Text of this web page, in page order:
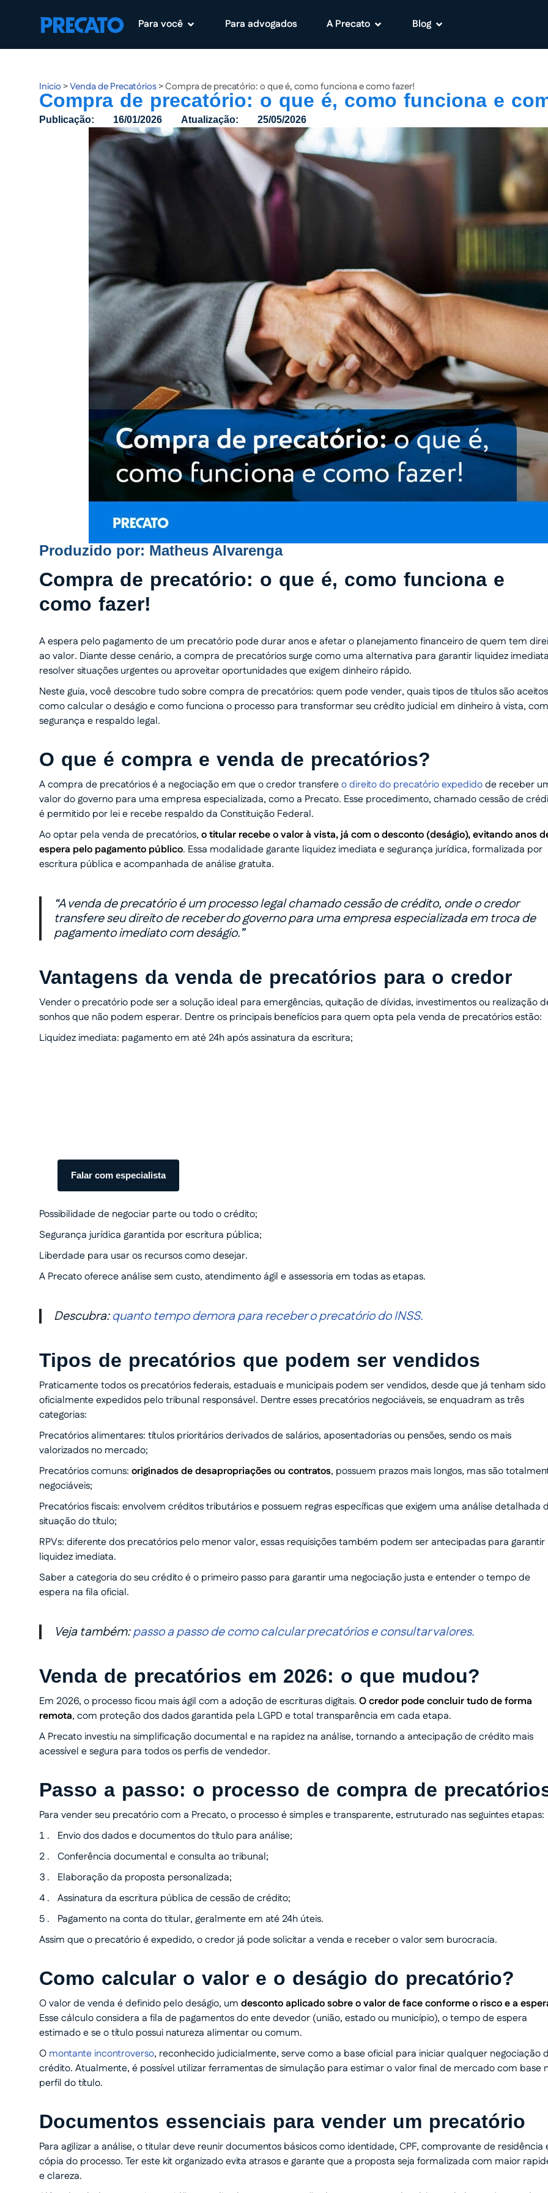
para
Para você Para advogados A Precato Blog
Inicio>Venda de Precatórios>Compra de precatório: o que é, como funciona e como fazer!
Compra de precatório: o que é, como funciona e
Publicação: 16/01/2026 Atualização: 25/05/2026
Produzido por: Matheus Alvarenga
Compra de precatório: o que é, como funciona e
como fazer!
A espera pelo pagamento de um precatório pode durar anos e afetar o planejamento financeiro de quem tem
ao valor. Diante desse cenário, a compra de precatórios surge como uma alternativa para garantir liquidez
resolver situações urgentes ou aproveitar oportunidades que exigem dinheiro rápido.
Neste guia, você descobre tudo sobre compra de precatórios: quem pode vender, quais tipos de títulos são
como calcular o deságio e como funciona o processo para transformar seu crédito judicial em dinheiro à vista, com
segurança e respaldo legal.
O que é compra e venda de precatórios?
A compra de precatórios é a negociação em que o credor transfereo direito do precatório expedidode receber
valor do governo para uma empresa especializada, como a Precato. Esse procedimento, chamado cessão de
é permitido por lei e recebe respaldo da Constituição Federal.
Ao optar pela venda de precatórios, o titular recebe o valor à vista, já com o desconto (deságio), evitando anos
espera pelo pagamento público. Essa modalidade garante liquidez imediata e segurança jurídica, formalizada por
escritura pública e acompanhada de análise gratuita.
“A venda de precatório é um processo legal chamado cessão de crédito, onde o credor
transfere seu direito de receber do governo para uma empresa especializada em troca de
pagamento imediato com deságio.”
Vantagens da venda de precatórios para o credor
Vender o precatório pode ser a solução ideal para emergências, quitação de dívidas, investimentos ou realização
sonhos que não podem esperar. Dentre os principais benefícios para quem opta pela venda de precatórios estão:
Liquidez imediata: pagamento em até 24h após assinatura da escritura;
Falar com especialista
Possibilidade de negociar parte ou todo o crédito;
Segurança jurídica garantida por escritura pública;
Liberdade para usar os recursos como desejar.
A Precato oferece análise sem custo, atendimento ágil e assessoria em todas as etapas.
Descubra:quanto tempo demora para receber o precatório do INSS.
Tipos de precatórios que podem ser vendidos
Praticamente todos os precatórios federais, estaduais e municipais podem ser vendidos, desde que já tenham sido
oficialmente expedidos pelo tribunal responsável. Dentre esses precatórios negociáveis, se enquadram as três
categorias:
Precatórios alimentares: títulos prioritários derivados de salários, aposentadorias ou pensões, sendo os mais
valorizados no mercado;
Precatórios comuns: originados de desapropriações ou contratos, possuem prazos mais longos, mas são
negociáveis;
Precatórios fiscais: envolvem créditos tributários e possuem regras específicas que exigem uma análise detalhada
situação do título;
RPVs: diferente dos precatórios pelo menor valor, essas requisições também podem ser antecipadas para garantir
liquidez imediata.
Saber a categoria do seu crédito é o primeiro passo para garantir uma negociação justa e entender o tempo de
espera na fila oficial.
Veja também:passo a passo de como calcular precatórios e consultar valores.
Venda de precatórios em 2026: o que mudou?
Em 2026, o processo ficou mais ágil com a adoção de escrituras digitais. O credor pode concluir tudo de forma
remota, com proteção dos dados garantida pela LGPD e total transparência em cada etapa.
A Precato investiu na simplificação documental e na rapidez na análise, tornando a antecipação de crédito mais
acessível e segura para todos os perfis de vendedor.
Passo a passo: o processo de compra de
Para vender seu precatório com a Precato, o processo é simples e transparente, estruturado nas seguintes etapas:
Envio dos dados e documentos do título para análise;
Conferência documental e consulta ao tribunal;
Elaboração da proposta personalizada;
Assinatura da escritura pública de cessão de crédito;
Pagamento na conta do titular, geralmente em até 24h úteis.
Assim que o precatório é expedido, o credor já pode solicitar a venda e receber o valor sem burocracia.
Como calcular o valor e o deságio do precatório?
O valor de venda é definido pelo deságio, um desconto aplicado sobre o valor de face conforme o risco e a
Esse cálculo considera a fila de pagamentos do ente devedor (união, estado ou município), o tempo de espera
estimado e se o título possui natureza alimentar ou comum.
O montante incontroverso, reconhecido judicialmente, serve como a base oficial para iniciar qualquer negociação
crédito. Atualmente, é possível utilizar ferramentas de simulação para estimar o valor final de mercado com base
perfil do título.
Documentos essenciais para vender um precatório
Para agilizar a análise, o titular deve reunir documentos básicos como identidade, CPF, comprovante de residência
cópia do processo. Ter este kit organizado evita atrasos e garante que a proposta seja formalizada com maior
e clareza.